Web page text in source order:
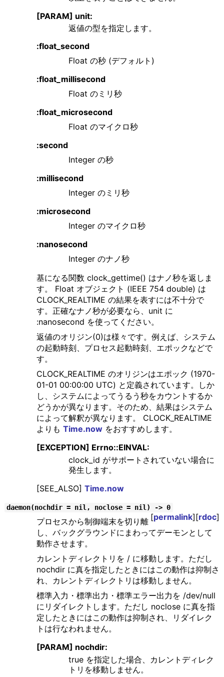
[PARAM] unit:
返値の型を指定します。
:float_second
Float の秒 (デフォルト)
:float_millisecond
Float のミリ秒
:float_microsecond
Float のマイクロ秒
:second
Integer の秒
:millisecond
Integer のミリ秒
:microsecond
Integer のマイクロ秒
:nanosecond
Integer のナノ秒
基になる関数 clock_gettime() はナノ秒を返しま
す。 Float オブジェクト (IEEE 754 double) は
CLOCK_REALTIME の結果を表すには不十分で
す。正確なナノ秒が必要なら、unit に
:nanosecond を使ってください。
返値のオリジン(0)は様々です。例えば、システム
の起動時刻、プロセス起動時刻、エポックなどで
す。
CLOCK_REALTIME のオリジンはエポック (1970-
01-01 00:00:00 UTC) と定義されています。しか
し、システムによってうるう秒をカウントするか
どうかが異なります。そのため、結果はシステム
によって解釈が異なります。 CLOCK_REALTIME
よりも Time.nowをおすすめします。
[EXCEPTION] Errno::EINVAL:
clock_id がサポートされていない場合に
発生します。
[SEE_ALSO] Time.now
daemon(nochdir = nil, noclose = nil) -> 0
[permalink][rdoc]
プロセスから制御端末を切り離
し、バックグラウンドにまわってデーモンとして
動作させます。
カレントディレクトリを / に移動します。ただし
nochdir に真を指定したときにはこの動作は抑制さ
れ、カレントディレクトリは移動しません。
標準入力・標準出力・標準エラー出力を /dev/null
にリダイレクトします。ただし noclose に真を指
定したときにはこの動作は抑制され、リダイレク
トは行なわれません。
[PARAM] nochdir:
true を指定した場合、カレントディレク
トリを移動しません。